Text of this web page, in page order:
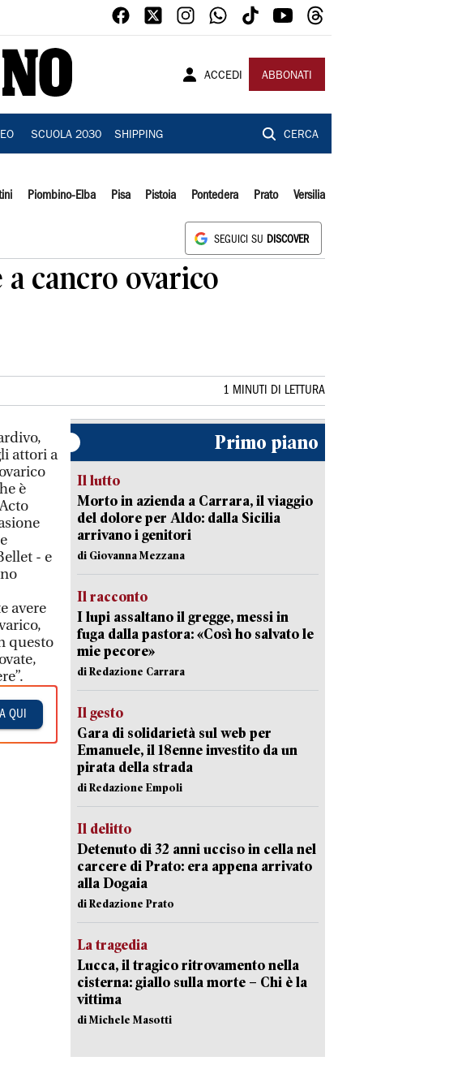
ACCEDI ABBONATI
SCUOLA 2030 SHIPPING CERCA
Piombino-Elba Pisa Pistoia Pontedera Prato Versilia
SEGUICI SU DISCOVER
cancro ovarico
1 MINUTI DI LETTURA
attori a
è
- e
avere
questo
QUI
Primo piano
Il lutto
Morto in azienda a Carrara, il viaggio
del dolore per Aldo: dalla Sicilia
arrivano i genitori
di Giovanna Mezzana
Il racconto
I lupi assaltano il gregge, messi in
fuga dalla pastora: «Così ho salvato le
mie pecore»
di Redazione Carrara
Il gesto
Gara di solidarietà sul web per
Emanuele, il 18enne investito da un
pirata della strada
di Redazione Empoli
Il delitto
Detenuto di 32 anni ucciso in cella nel
carcere di Prato: era appena arrivato
alla Dogaia
di Redazione Prato
La tragedia
Lucca, il tragico ritrovamento nella
cisterna: giallo sulla morte – Chi è la
vittima
di Michele Masotti